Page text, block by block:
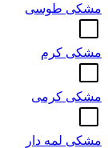
مشکی طوسی
مشکی کرم
مشکی کرمی
مشکی لمه دار